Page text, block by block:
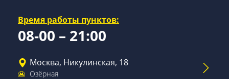
Время работы пунктов:
08-00 – 21:00
Москва, Никулинская, 18
Озёрная